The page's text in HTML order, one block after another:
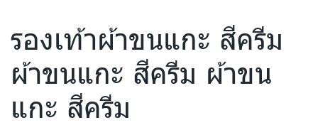
รองเท้าผ้าขนแกะ สีครีม
ผ้าขนแกะ สีครีม ผ้าขน
แกะ สีครีม